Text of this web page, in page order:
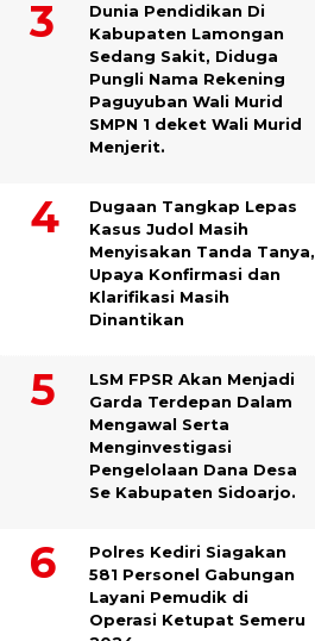
Dunia Pendidikan Di
Kabupaten Lamongan
Sedang Sakit, Diduga
Pungli Nama Rekening
Paguyuban Wali Murid
SMPN 1 deket Wali Murid
Menjerit.
Dugaan Tangkap Lepas
Kasus Judol Masih
Menyisakan Tanda Tanya,
Upaya Konfirmasi dan
Klarifikasi Masih
Dinantikan
LSM FPSR Akan Menjadi
Garda Terdepan Dalam
Mengawal Serta
Menginvestigasi
Pengelolaan Dana Desa
Se Kabupaten Sidoarjo.
Polres Kediri Siagakan
581 Personel Gabungan
Layani Pemudik di
Operasi Ketupat Semeru